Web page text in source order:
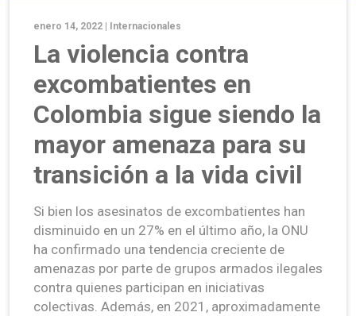
enero 14, 2022 | Internacionales
La violencia contra
excombatientes en
Colombia sigue siendo la
mayor amenaza para su
transición a la vida civil
Si bien los asesinatos de excombatientes han
disminuido en un 27% en el último año, la ONU
ha confirmado una tendencia creciente de
amenazas por parte de grupos armados ilegales
contra quienes participan en iniciativas
colectivas. Además, en 2021, aproximadamente